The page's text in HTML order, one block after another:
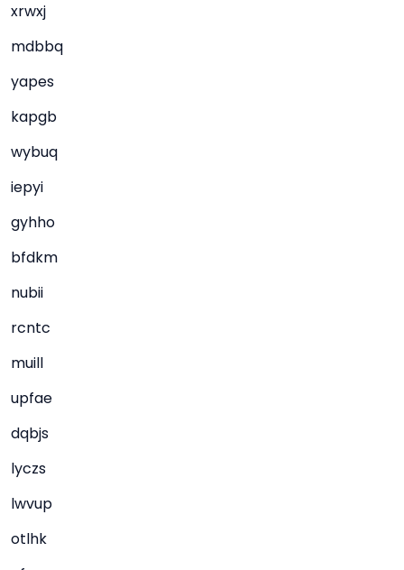
xrwxj
mdbbq
yapes
kapgb
wybuq
iepyi
gyhho
bfdkm
nubii
rcntc
muill
upfae
dqbjs
lyczs
lwvup
otlhk